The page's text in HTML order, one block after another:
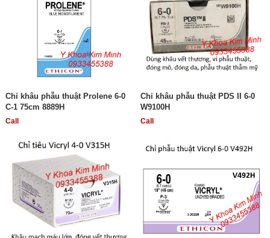
Chỉ khâu phẫu thuật Prolene 6-0
C-1 75cm 8889H
Call
Chỉ khâu phẫu thuật PDS II 6-0
W9100H
Call